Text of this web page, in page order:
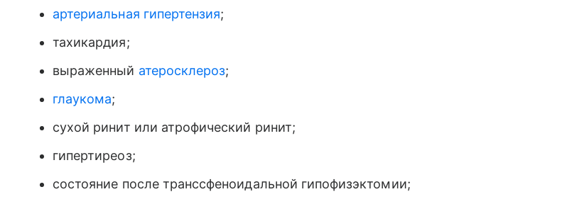
артериальная гипертензия;
тахикардия;
выраженный атеросклероз;
глаукома;
сухой ринит или атрофический ринит;
гипертиреоз;
состояние после транссфеноидальной гипофизэктомии;